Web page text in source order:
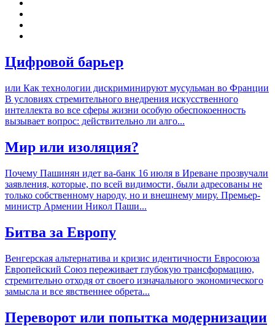
Цифровой барьер
или Как технологии дискриминируют мусульман во Франции
В условиях стремительного внедрения искусственного
интеллекта во все сферы жизни особую обеспокоенность
вызывает вопрос: действительно ли алго...
Мир или изоляция?
Почему Пашинян идет ва-банк 16 июля в Иреване прозвучали
заявления, которые, по всей видимости, были адресованы не
только собственному народу, но и внешнему миру. Премьер-
министр Армении Никол Паши...
Битва за Европу
Венгерская альтернатива и кризис идентичности Евросоюза
Европейский Союз переживает глубокую трансформацию,
стремительно отходя от своего изначального экономического
замысла и все явственнее обрета...
Переворот или попытка модернизации